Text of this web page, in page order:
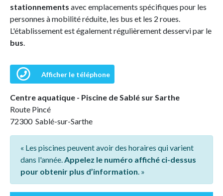
stationnements avec emplacements spécifiques pour les
personnes à mobilité réduite, les bus et les 2 roues.
L'établissement est également régulièrement desservi par le
bus.
Afficher le téléphone
Centre aquatique - Piscine de Sablé sur Sarthe
Route Pincé
72300 Sablé-sur-Sarthe
« Les piscines peuvent avoir des horaires qui varient
dans l'année.Appelez le numéro affiché ci-dessus
pour obtenir plus d’information. »